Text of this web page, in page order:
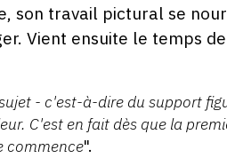
son travail pictural se
Vient ensuite le temps
- c'est-à-dire du support
C'est en fait dès que la
commence".